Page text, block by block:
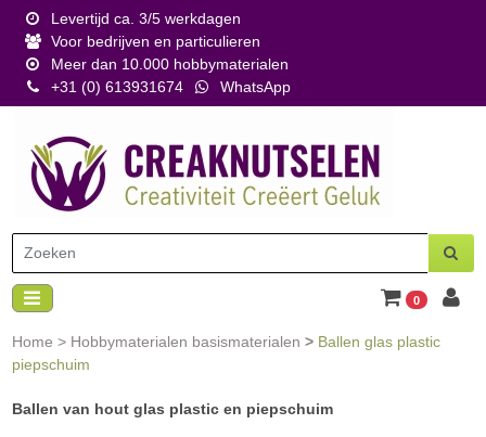
Levertijd ca. 3/5 werkdagen
Voor bedrijven en particulieren
Meer dan 10.000 hobbymaterialen
+31 (0) 613931674
WhatsApp
0
Home > Hobbymaterialen basismaterialen > Ballen glas plastic
piepschuim
Ballen van hout glas plastic en piepschuim